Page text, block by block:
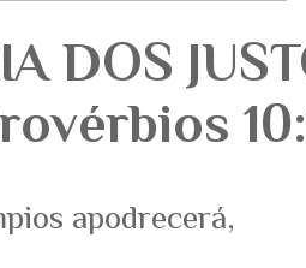
DOS
apodrecerá,